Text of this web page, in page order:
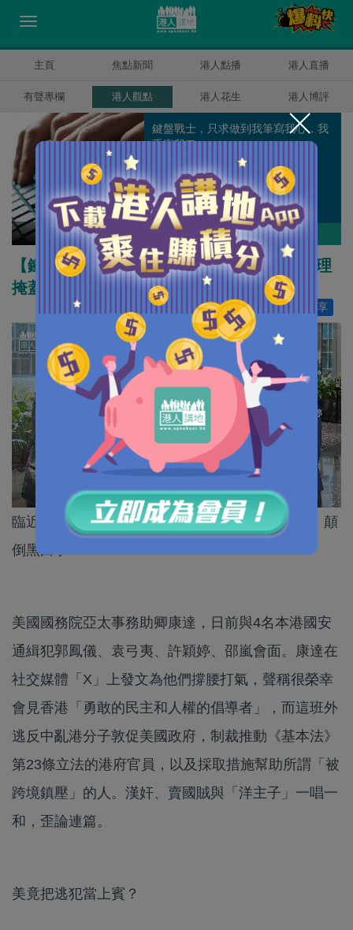
主頁 焦點新聞 港人點播 港人直播
有聲專欄 港人觀點 港人花生 港人博評
健良
鍵盤戰士，只求做到我筆寫我心，我
手寫我口。
作者其他博評
【鐵筆錚錚】四通緝犯向「洋主子」告狀 歪理
掩蓋內心恐懼？
分享
讚好 5
臨近歲末，各種「妖魔鬼怪」也走出來搬弄是非、顛
倒黑白了！
美國國務院亞太事務助卿康達，日前與4名本港國安
通緝犯郭鳳儀、袁弓夷、許穎婷、邵嵐會面。康達在
社交媒體「X」上發文為他們撐腰打氣，聲稱很榮幸
會見香港「勇敢的民主和人權的倡導者」，而這班外
逃反中亂港分子敦促美國政府，制裁推動《基本法》
第23條立法的港府官員，以及採取措施幫助所謂「被
跨境鎮壓」的人。漢奸、賣國賊與「洋主子」一唱一
和，歪論連篇。
美竟把逃犯當上賓？